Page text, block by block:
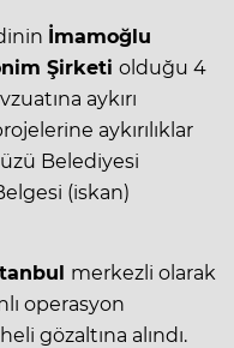
İmamoğlu
Şirketi olduğu 4
aykırı
aykırılıklar
Belediyesi
(iskan)
merkezli olarak
operasyon
gözaltına alındı.